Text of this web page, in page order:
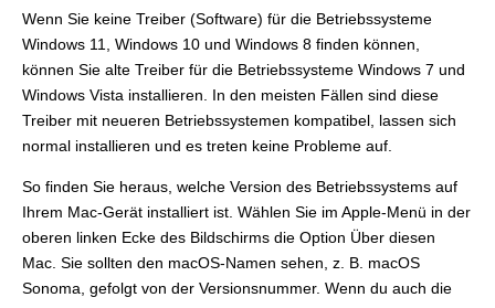
Wenn Sie keine Treiber (Software) für die Betriebssysteme
Windows 11, Windows 10 und Windows 8 finden können,
können Sie alte Treiber für die Betriebssysteme Windows 7 und
Windows Vista installieren. In den meisten Fällen sind diese
Treiber mit neueren Betriebssystemen kompatibel, lassen sich
normal installieren und es treten keine Probleme auf.
So finden Sie heraus, welche Version des Betriebssystems auf
Ihrem Mac-Gerät installiert ist. Wählen Sie im Apple-Menü in der
oberen linken Ecke des Bildschirms die Option Über diesen
Mac. Sie sollten den macOS-Namen sehen, z. B. macOS
Sonoma, gefolgt von der Versionsnummer. Wenn du auch die